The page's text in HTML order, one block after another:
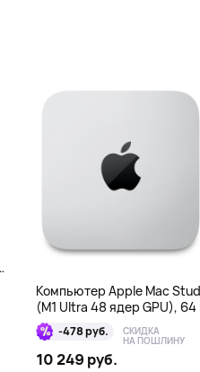
Компьютер Apple Mac
(M1 Ultra 48 ядер GPU), 64
1 Тб -478 руб. СКИДКА
НА ПОШЛИНУ
10 249 руб.